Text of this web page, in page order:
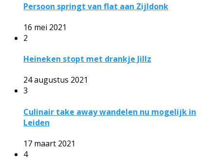
Persoon springt van flat aan Zijldonk
16 mei 2021
2
Heineken stopt met drankje Jillz
24 augustus 2021
3
Culinair take away wandelen nu mogelijk in
Leiden
17 maart 2021
4